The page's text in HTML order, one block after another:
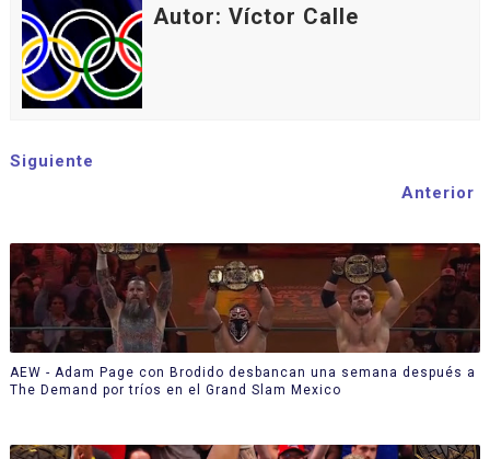
Autor: Víctor Calle
Siguiente
Anterior
AEW - Adam Page con Brodido desbancan una semana después a
The Demand por tríos en el Grand Slam Mexico